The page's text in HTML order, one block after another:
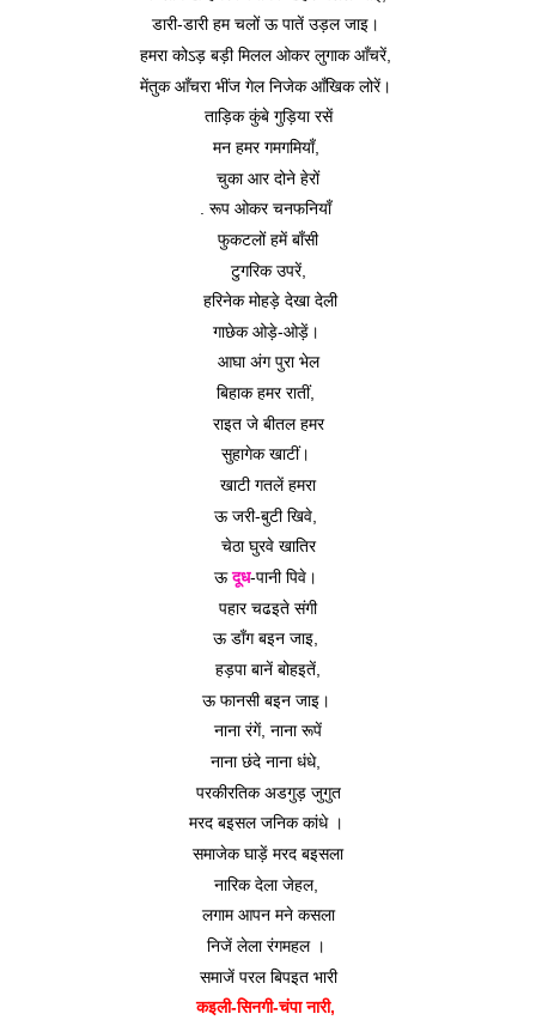
डारी-डारी हम चलों ऊ पातें उड़ल जाइ।
हमरा कोऽड़ बड़ी मिलल ओकर लुगाक आँचरें,
मेंतुक आँचरा भींज गेल निजेक आँखिक लोरें।
ताड़िक कुंबे गुड़िया रसें
मन हमर गमगमियाँ,
चुका आर दोने हेरों
. रूप ओकर चनफनियाँ
फुकटलों हमें बाँसी
टुगरिक उपरें,
हरिनेक मोहड़े देखा देली
गाछेक ओड़े-ओड़ें।
आघा अंग पुरा भेल
बिहाक हमर रातीं,
राइत जे बीतल हमर
सुहागेक खाटीं।
खाटी गतलें हमरा
ऊ जरी-बुटी खिवे,
चेठा घुरवे खातिर
ऊ दूध-पानी पिवे।
पहार चढइते संगी
ऊ डाँग बइन जाइ,
हड़पा बानें बोहइतें,
ऊ फानसी बइन जाइ।
नाना रंगें, नाना रूपें
नाना छंदे नाना धंधे,
परकीरतिक अडगुड़ जुगुत
मरद बइसल जनिक कांधे ।
समाजेक घाड़ें मरद बइसला
नारिक देला जेहल,
लगाम आपन मने कसला
निजें लेला रंगमहल ।
समाजें परल बिपइत भारी
कइली-सिनगी-चंपा नारी,